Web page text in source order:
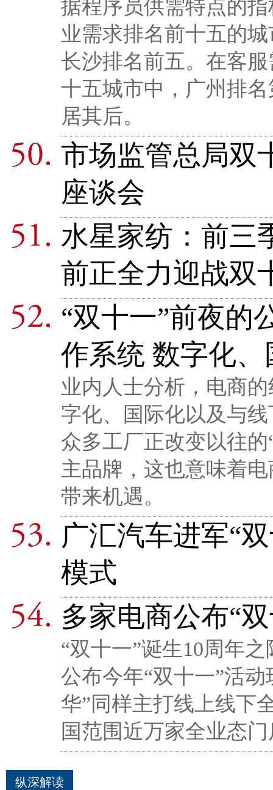
据程序员供需特点的
业需求排名前十五的
长沙排名前五。在客
十五城市中，广州排
居其后。
市场监管总局双
座谈会
水星家纺：前三
前正全力迎战双
“双十一”前夜的
作系统 数字化
业内人士分析，电商
字化、国际化以及与
众多工厂正改变以往
主品牌，这也意味着
带来机遇。
广汇汽车进军“
模式
多家电商公布“
“双十一”诞生10周年
公布今年“双十一”活
华”同样主打线上线下
国范围近万家全业态
纵深解读